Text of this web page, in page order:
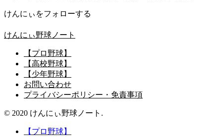
けんにぃをフォローする
けんにぃ野球ノート
【プロ野球】
【高校野球】
【少年野球】
お問い合わせ
プライバシーポリシー・免責事項
© 2020 けんにぃ野球ノート.
【プロ野球】